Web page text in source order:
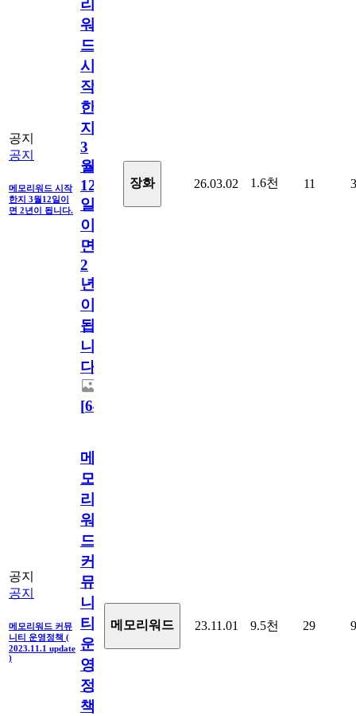
공지
공지
메모리워드 시작
한지 3월12일이
면 2년이 됩니다.
리
워
드
시
작
한
지
3
월
12
일
이
면
2
년
이
됩
니
다.
[64
장화 26.03.02 1.6천 11 3
공지
공지
메모리워드 커뮤
니티 운영정책 (
2023.11.1 update
)
메
모
리
워
드
커
뮤
니
티
운
영
정
책
메모리워드 23.11.01 9.5천 29 9